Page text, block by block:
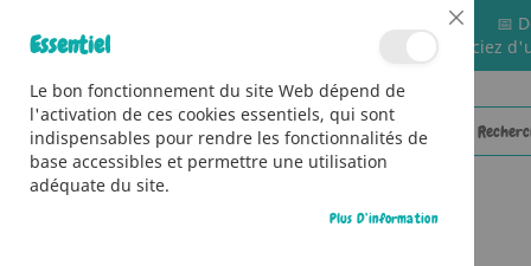
📅
🚚 Bénéficiez
Cookie
Bar
Essentiel
Le bon fonctionnement du site Web dépend de
l'activation de ces cookies essentiels, qui sont
indispensables pour rendre les fonctionnalités de
base accessibles et permettre une utilisation
adéquate du site.
Plus D’information